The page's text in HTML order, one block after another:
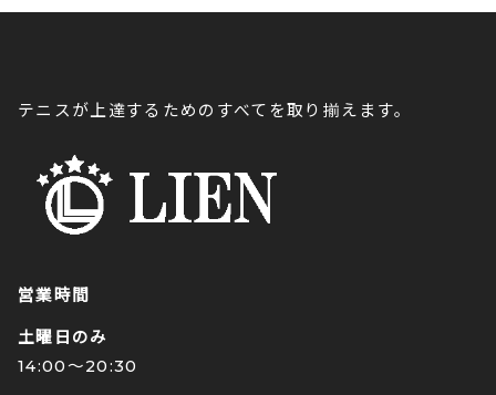
テニスが上達するためのすべてを取り揃えます。
営業時間
土曜日のみ
14:00〜20:30